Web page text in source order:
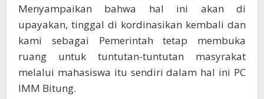
Menyampaikan bahwa hal ini akan di
upayakan, tinggal di kordinasikan kembali dan
kami sebagai Pemerintah tetap membuka
ruang untuk tuntutan-tuntutan masyrakat
melalui mahasiswa itu sendiri dalam hal ini PC
IMM Bitung.